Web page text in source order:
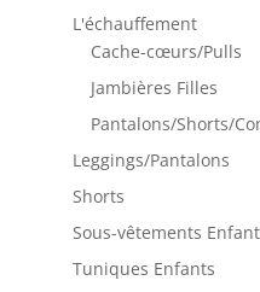
L'échauffement
Cache-cœurs/Pulls
Jambières Filles
Pantalons/Shorts/
Leggings/Pantalons
Shorts
Sous-vêtements
Tuniques Enfants